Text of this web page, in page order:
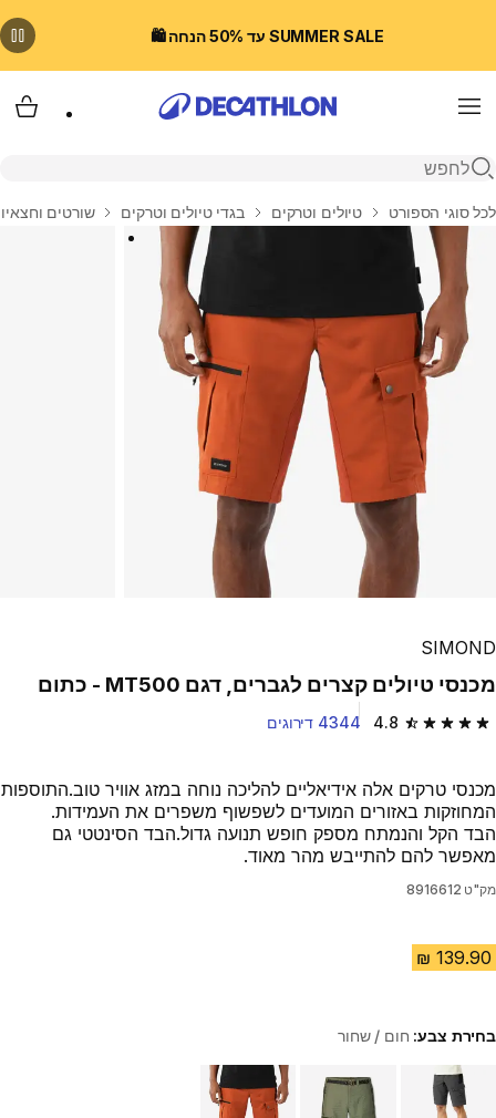
SUMMER SALE עד 50% הנחה 🛍️
Menu
פתיחת חיפוש
בית
לכל סוגי הספורט טיולים וטרקים בגדי טיולים וטרקים שורטים
SIMOND
מכנסי טיולים קצרים לגברים, דגם MT500 - כתום
4.8 4.8 out of 5 stars from 4344 reviews 4344 דירוגים
מכנסי טרקים אלה אידיאליים להליכה נוחה במזג אוויר טוב.התוספות
המחוזקות באזורים המועדים לשפשוף משפרים את העמידות.
הבד הקל והנמתח מספק חופש תנועה גדול.הבד הסינטטי גם
מאפשר להם להתייבש מהר מאוד.
מק"ט 8916612
בחירת צבע: חום / שחור
Choose a variant